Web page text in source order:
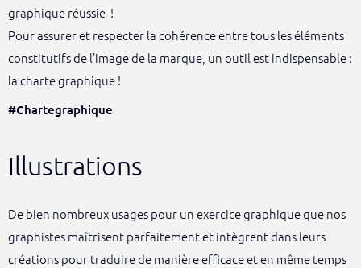
graphique réussie !
Pour assurer et respecter la cohérence entre tous les éléments
constitutifs de l’image de la marque, un outil est indispensable :
la charte graphique !
#Chartegraphique
Illustrations
De bien nombreux usages pour un exercice graphique que nos
graphistes maîtrisent parfaitement et intègrent dans leurs
créations pour traduire de manière efficace et en même temps